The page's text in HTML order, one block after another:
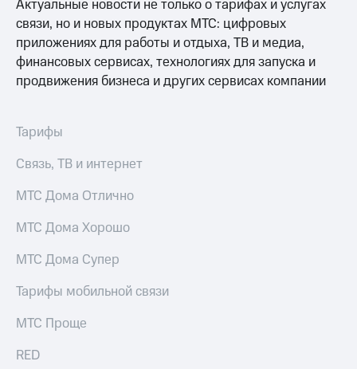
Актуальные новости не только о тарифах и услугах
связи, но и новых продуктах МТС: цифровых
приложениях для работы и отдыха, ТВ и медиа,
финансовых сервисах, технологиях для запуска и
продвижения бизнеса и других сервисах компании
Тарифы
Связь, ТВ и интернет
МТС Дома Отлично
МТС Дома Хорошо
МТС Дома Супер
Тарифы мобильной связи
МТС Проще
RED